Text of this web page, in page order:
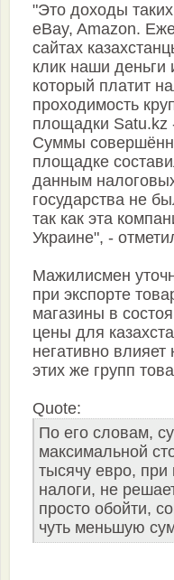
"Это доходы
eBay, Amazon.
сайтах
клик наши деньги
который платит
проходимость
площадки Satu.kz
Суммы
площадке
данным
государства не
так как эта
Украине", -
Мажилисмен
при экспорте
магазины в
цены для
негативно
этих же групп
Quote:
По его словам,
максимальной
тысячу евро, при
налоги, не
просто обойти,
чуть меньшую